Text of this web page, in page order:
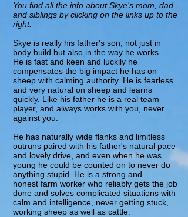
You find all the info about Skye's mom, dad
and siblings by clicking on the links up to the
right.
Skye is really his father's son, not just in
body build but also in the way he works.
He is fast and keen and luckily he
compensates the big impact he has on
sheep with calming authority. He is fearless
and very natural on sheep and learns
quickly. Like his father he is a real team
player, and always works with you, never
against you.
He has naturally wide flanks and limitless
outruns paired with his father's natural pace
and lovely drive, and even when he was
young he could be counted on to never do
anything stupid. He is a strong and
honest farm worker who reliably gets the job
done and solves complicated situations with
calm and intelligence, never getting stuck,
working sheep as well as cattle.